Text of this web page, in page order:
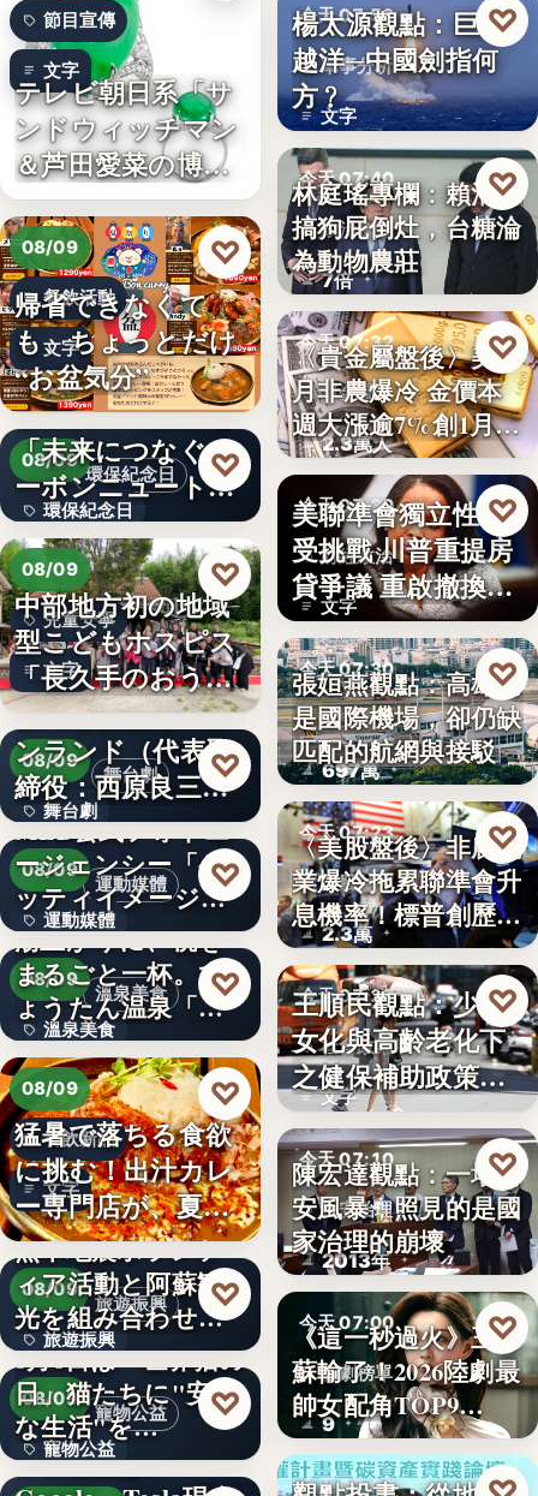
節目宣傳
文字
テレビ朝日系「サ
ンドウィッチマン
＆芦田愛菜の博士
ちゃん」…
08/09
餐飲活動
文字
帰省できなくて
も、ちょっとだけ
“お盆気分”
♡
環保紀念日
08/09
環保紀念日
文字
日本JC、9月3日を
「未来につなぐカ
ーボンニュートラ
ルの…
♡
08/09
兒童安寧
文字
中部地方初の地域
型こどもホスピス
「長久手のおう
ち」が愛知…
♡
舞台劇
08/09
舞台劇
文字
株式会社青山メイ
ンランド（代表取
締役：西原良三）
特別協賛…
♡
運動媒體
08/09
運動媒體
2,430
MLB公式フォトエ
ージェンシー「ゲ
ッティイメージ
ズ」五十…
♡
溫泉美食
08/09
溫泉美食
14年
湯上がりに、桃を
まるごと一杯。ひ
ょうたん温泉「飲
泉堂」、…
♡
08/09
餐飲新品
文字
猛暑で落ちる食欲
に挑む！出汁カレ
ー専門店が、夏限
定「無限…
♡
旅遊振興
08/09
旅遊振興
2
熊本地震ボランテ
ィア活動と阿蘇観
光を組み合わせた
「ボラン…
♡
寵物公益
08/09
寵物公益
8月8日は「世界猫の
日」猫たちに"安全
な生活"を…
♡
下班國際線》
今天 07:50
軍事分析
文字
楊太源觀點：巨浪
越洋─中國劍指何
方﹖
♡
今天 07:40
政治食安
7倍
林庭瑤專欄：賴清德
搞狗屁倒灶，台糖淪
為動物農莊
♡
今天 07:32
貴金屬
2.3萬人
〈貴金屬盤後〉美7
月非農爆冷 金價本
週大漲逾7%創1月
來…
♡
今天 07:30
財經政治
文字
美聯準會獨立性再
受挑戰 川普重提房
貸爭議 重啟撤換庫
克程…
♡
今天 07:30
航空政策
697萬
張姮燕觀點：高雄已
是國際機場，卻仍缺
匹配的航網與接駁
♡
今天 07:23
美股財經
2.3萬
〈美股盤後〉非農就
業爆冷拖累聯準會升
息機率！標普創歷史
新…
♡
今天 07:20
社會政策
文字
王順民觀點：少子
女化與高齡老化下
之健保補助政策的
解構、重…
♡
今天 07:10
食安治理
2013年
陳宏達觀點：一場食
安風暴，照見的是國
家治理的崩壞
♡
今天 07:00
影劇榜單
9
《這一秒過火》王籽
蘇輸了！2026陸劇最
帥女配角TOP9…
♡
今天 07:00